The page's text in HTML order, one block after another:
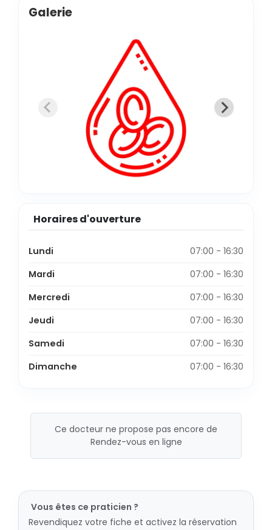
Galerie
Horaires d'ouverture
Lundi
07:00 - 16:30
Mardi
07:00 - 16:30
Mercredi
07:00 - 16:30
Jeudi
07:00 - 16:30
Samedi
07:00 - 16:30
Dimanche
07:00 - 16:30
Ce docteur ne propose pas encore de
Rendez-vous en ligne
Vous êtes ce praticien ?
Revendiquez votre fiche et activez la réservation